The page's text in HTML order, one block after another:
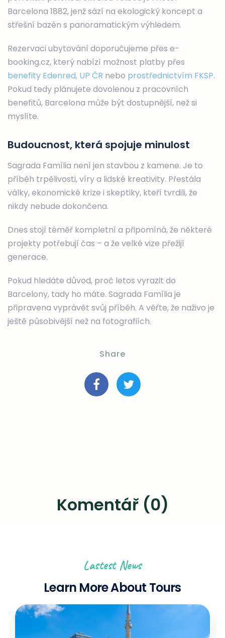
Barcelona 1882, jenž sází na ekologický koncept a
střešní bazén s panoramatickým výhledem.
Rezervaci ubytování doporučujeme přes e-
booking.cz, který nabízí možnost platby přes
benefity Edenred, UP ČR nebo prostřednictvím FKSP.
Pokud tedy plánujete dovolenou z pracovních
benefitů, Barcelona může být dostupnější, než si
myslíte.
Budoucnost, která spojuje minulost
Sagrada Família není jen stavbou z kamene. Je to
příběh trpělivosti, víry a lidské kreativity. Přestála
války, ekonomické krize i skeptiky, kteří tvrdili, že
nikdy nebude dokončena.
Dnes stojí téměř kompletní a připomíná, že některé
projekty potřebují čas – a že velké vize přežijí
generace.
Pokud hledáte důvod, proč letos vyrazit do
Barcelony, tady ho máte. Sagrada Família je
připravena vyprávět svůj příběh. A věřte, že naživo je
ještě působivější než na fotografiích.
Share
Komentář (0)
Lastest News
Learn More About Tours